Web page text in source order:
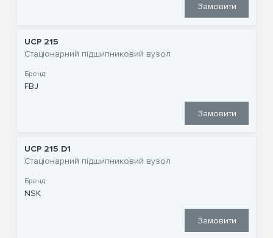
Замовити
UCP 215
Стаціонарний підшипниковий вузол
Бренд:
FBJ
Замовити
UCP 215 D1
Стаціонарний підшипниковий вузол
Бренд:
NSK
Замовити